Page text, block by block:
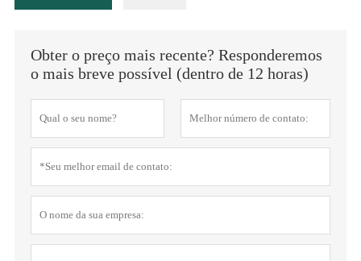
Obter o preço mais recente? Responderemos
o mais breve possível (dentro de 12 horas)